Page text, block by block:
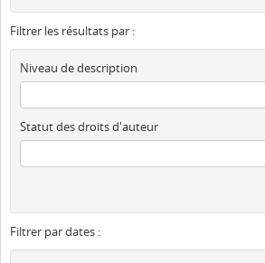
Filtrer les résultats par :
Niveau de description
Statut des droits d'auteur
Filtrer par dates :